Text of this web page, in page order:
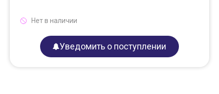
Нет в наличии
Уведомить о поступлении